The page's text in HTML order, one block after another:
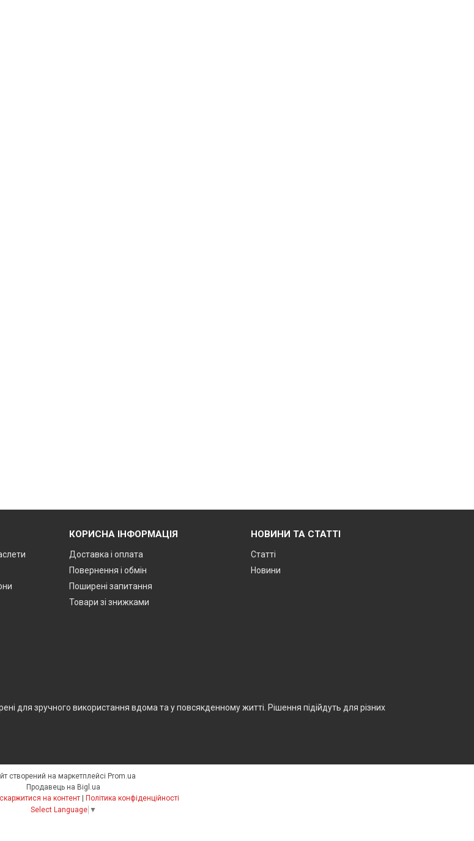
КОРИСНА ІНФОРМАЦІЯ
Доставка і оплата
Повернення і обмін
Поширені запитання
Товари зі знижками
НОВИНИ ТА СТАТТІ
Статті
Новини
для зручного використання вдома та у повсякденному житті. Рішення підійдуть для різних
створений на маркетплейсі Prom.ua
Продавець на Bigl.ua
на контент
Політика конфіденційності
Select Language ▼